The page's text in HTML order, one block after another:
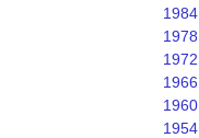
1984
1978
1972
1966
1960
1954